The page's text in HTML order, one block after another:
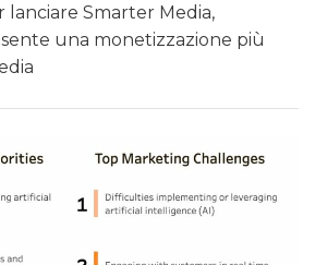
lanciare Smarter Media,
una monetizzazione più